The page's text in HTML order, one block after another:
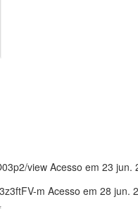
view Acesso em 23 jun.
m Acesso em 28 jun.